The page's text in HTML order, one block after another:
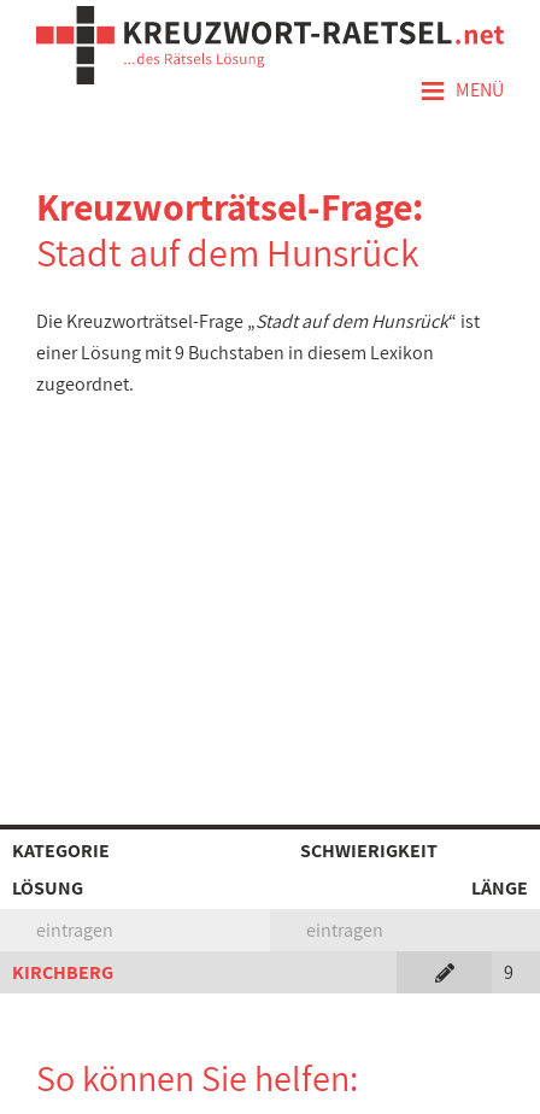
≡ MENÜ
Kreuzworträtsel-Frage:
Stadt auf dem Hunsrück
Die Kreuzworträtsel-Frage „Stadt auf dem Hunsrück“ ist
einer Lösung mit 9 Buchstaben in diesem Lexikon
zugeordnet.
KATEGORIE
SCHWIERIGKEIT
LÖSUNG
LÄNGE
eintragen
eintragen
KIRCHBERG
9
So können Sie helfen: